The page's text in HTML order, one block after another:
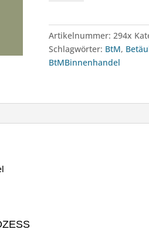
Grundlagen
und
Binnenhandel
Artikelnummer: 294x
Schlagwörter: BtM,
BtMBinnenhandel